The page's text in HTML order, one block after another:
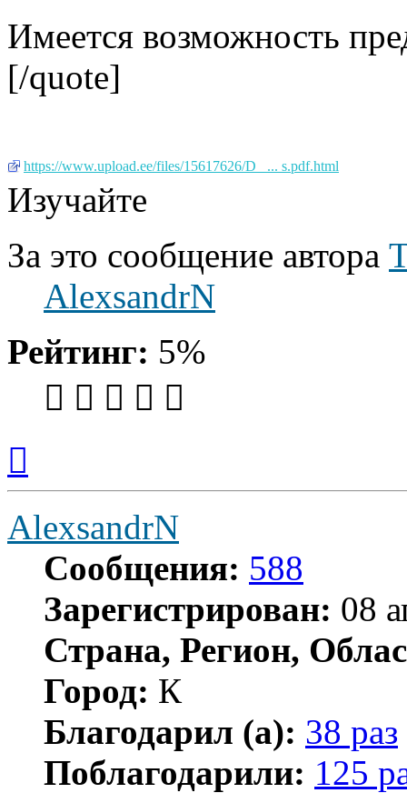
Имеется возможность
[/quote]
https://www.upload.ee/files/15617626/D_ ... s.pdf.html
Изучайте
За это сообщение автора
AlexsandrN
Рейтинг: 5%
началу
AlexsandrN
Сообщения: 588
Зарегистрирован: 08
Страна, Регион,
Город: К
Благодарил (а): 38 раз
Поблагодарили: 125